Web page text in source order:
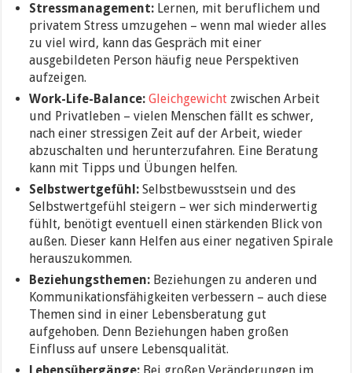
Stressmanagement: Lernen, mit beruflichem und
privatem Stress umzugehen – wenn mal wieder alles
zu viel wird, kann das Gespräch mit einer
ausgebildeten Person häufig neue Perspektiven
aufzeigen.
Work-Life-Balance: Gleichgewicht zwischen Arbeit
und Privatleben – vielen Menschen fällt es schwer,
nach einer stressigen Zeit auf der Arbeit, wieder
abzuschalten und herunterzufahren. Eine Beratung
kann mit Tipps und Übungen helfen.
Selbstwertgefühl: Selbstbewusstsein und des
Selbstwertgefühl steigern – wer sich minderwertig
fühlt, benötigt eventuell einen stärkenden Blick von
außen. Dieser kann Helfen aus einer negativen Spirale
herauszukommen.
Beziehungsthemen: Beziehungen zu anderen und
Kommunikationsfähigkeiten verbessern – auch diese
Themen sind in einer Lebensberatung gut
aufgehoben. Denn Beziehungen haben großen
Einfluss auf unsere Lebensqualität.